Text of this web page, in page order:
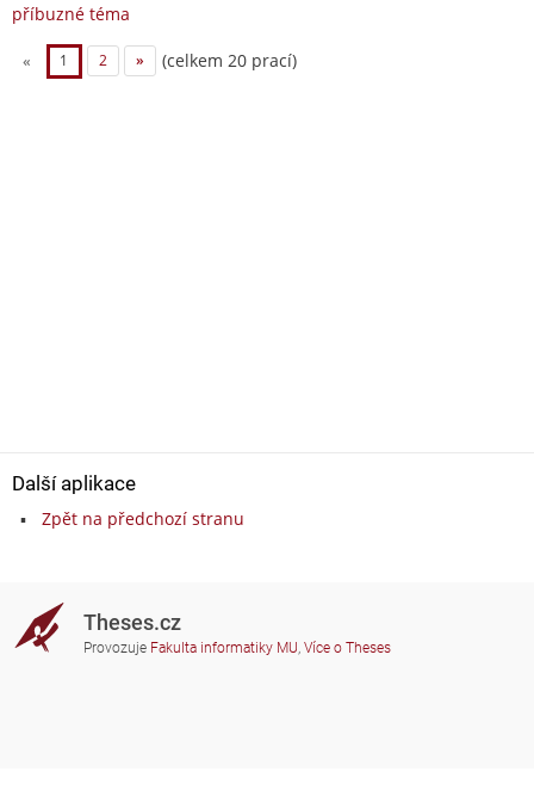
příbuzné téma
« 1 2 » (celkem 20 prací)
Další aplikace
Zpět na předchozí stranu
Theses.cz
Provozuje Fakulta informatiky MU, Více o Theses